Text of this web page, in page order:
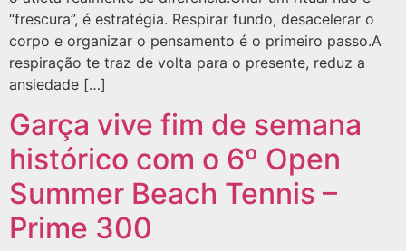
“frescura”, é estratégia. Respirar fundo, desacelerar o
corpo e organizar o pensamento é o primeiro passo.A
respiração te traz de volta para o presente, reduz a
ansiedade […]
Garça vive fim de semana
histórico com o 6º Open
Summer Beach Tennis –
Prime 300